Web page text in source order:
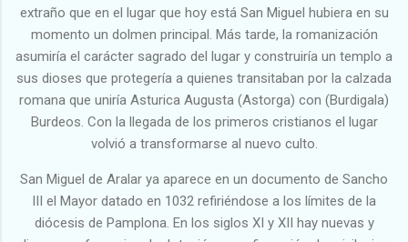
extraño que en el lugar que hoy está San Miguel hubiera en su
momento un dolmen principal. Más tarde, la romanización
asumiría el carácter sagrado del lugar y construiría un templo a
sus dioses que protegería a quienes transitaban por la calzada
romana que uniría Asturica Augusta (Astorga) con (Burdigala)
Burdeos. Con la llegada de los primeros cristianos el lugar
volvió a transformarse al nuevo culto.
San Miguel de Aralar ya aparece en un documento de Sancho
III el Mayor datado en 1032 refiriéndose a los límites de la
diócesis de Pamplona. En los siglos XI y XII hay nuevas y